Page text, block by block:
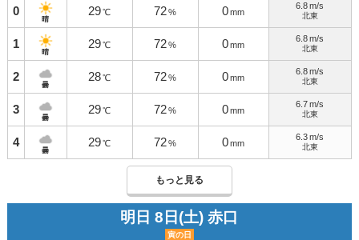
0
晴
29 ℃ 72 % 0 mm
6.8 m/s
北東
1
晴
29 ℃ 72 % 0 mm
6.8 m/s
北東
2
曇
28 ℃ 72 % 0 mm
6.8 m/s
北東
3
曇
29 ℃ 72 % 0 mm
6.7 m/s
北東
4
曇
29 ℃ 72 % 0 mm
6.3 m/s
北東
もっと見る
明日 8日(土) 赤口
寅の日